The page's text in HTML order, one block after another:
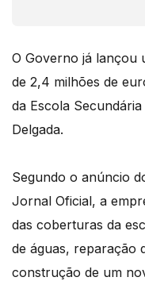
O Governo já
de 2,4 milhões de
da Escola
Delgada.
Segundo o anúncio
Jornal Oficial, a
das coberturas da
de águas, reparação
construção de um